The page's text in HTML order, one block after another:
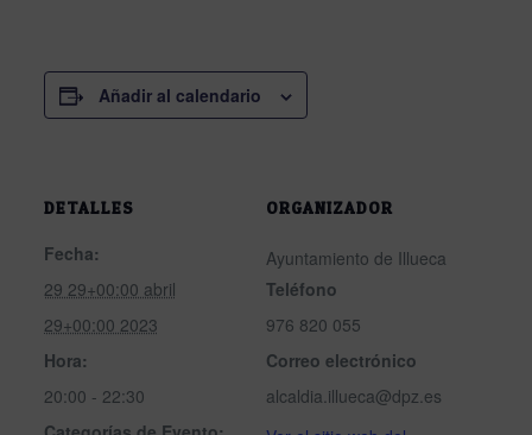
Añadir al calendario
DETALLES
Fecha:
29 29+00:00 abril
29+00:00 2023
Hora:
20:00 - 22:30
ORGANIZADOR
Ayuntamiento de Illueca
Teléfono
976 820 055
Correo electrónico
alcaldia.illueca@dpz.es